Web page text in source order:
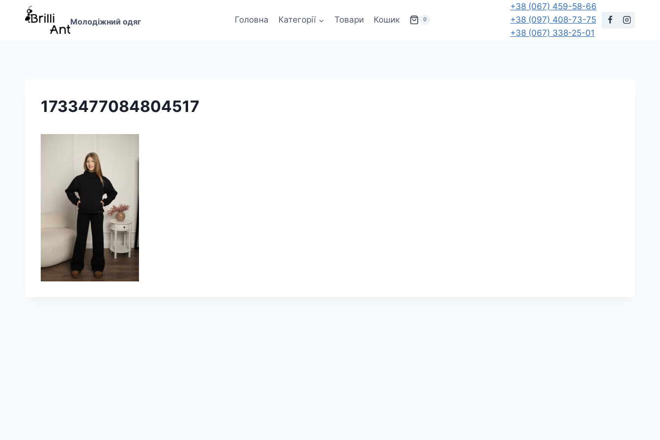
Перейти
Молодіжний одяг Головна Категорії Товари Кошик 0
+38 (067) 459-58-66
+38 (097) 408-73-75
+38 (067) 338-25-01
1733477084804517